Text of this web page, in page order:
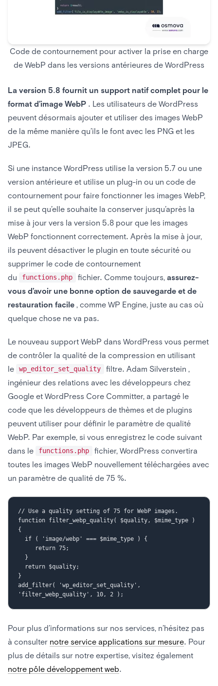
Code de contournement pour activer la prise en charge
de WebP dans les versions antérieures de WordPress
La version 5.8 fournit un support natif complet pour le
format d’image WebP . Les utilisateurs de WordPress
peuvent désormais ajouter et utiliser des images WebP
de la même manière qu’ils le font avec les PNG et les
JPEG.
Si une instance WordPress utilise la version 5.7 ou une
version antérieure et utilise un plug-in ou un code de
contournement pour faire fonctionner les images WebP,
il se peut qu’elle souhaite la conserver jusqu’après la
mise à jour vers la version 5.8 pour que les images
WebP fonctionnent correctement. Après la mise à jour,
ils peuvent désactiver le plugin en toute sécurité ou
supprimer le code de contournement
du
functions.php fichier. Comme toujours, assurez-
vous d’avoir une bonne option de sauvegarde et de
restauration facile , comme WP Engine, juste au cas où
quelque chose ne va pas.
Le nouveau support WebP dans WordPress vous permet
de contrôler la qualité de la compression en utilisant
le
wp_editor_set_quality
filtre. Adam Silverstein ,
ingénieur des relations avec les développeurs chez
Google et WordPress Core Committer, a partagé le
code que les développeurs de thèmes et de plugins
peuvent utiliser pour définir le paramètre de qualité
WebP. Par exemple, si vous enregistrez le code suivant
dans le
functions.php
fichier, WordPress convertira
toutes les images WebP nouvellement téléchargées avec
un paramètre de qualité de 75 %.
// Use a quality setting of 75 for WebP images.
function filter_webp_quality( $quality, $mime_type )
{
}
add_filter( 'wp_editor_set_quality',
Pour plus d’informations sur nos services, n’hésitez pas
à consulter notre service applications sur mesure. Pour
plus de détails sur notre expertise, visitez également
notre pôle développement web.